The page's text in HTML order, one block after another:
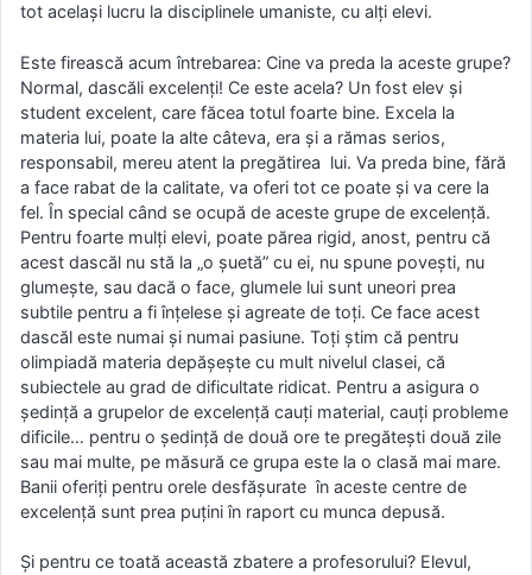
tot același lucru la disciplinele umaniste, cu alți elevi.
Este firească acum întrebarea: Cine va preda la aceste grupe?
Normal, dascăli excelenți! Ce este acela? Un fost elev și
student excelent, care făcea totul foarte bine. Excela la
materia lui, poate la alte câteva, era și a rămas serios,
responsabil, mereu atent la pregătirea lui. Va preda bine, fără
a face rabat de la calitate, va oferi tot ce poate și va cere la
fel. În special când se ocupă de aceste grupe de excelență.
Pentru foarte mulți elevi, poate părea rigid, anost, pentru că
acest dascăl nu stă la „o șuetă” cu ei, nu spune povești, nu
glumește, sau dacă o face, glumele lui sunt uneori prea
subtile pentru a fi înțelese și agreate de toți. Ce face acest
dascăl este numai și numai pasiune. Toți știm că pentru
olimpiadă materia depășește cu mult nivelul clasei, că
subiectele au grad de dificultate ridicat. Pentru a asigura o
ședință a grupelor de excelență cauți material, cauți probleme
dificile… pentru o ședință de două ore te pregătești două zile
sau mai multe, pe măsură ce grupa este la o clasă mai mare.
Banii oferiți pentru orele desfășurate în aceste centre de
excelență sunt prea puțini în raport cu munca depusă.
Și pentru ce toată această zbatere a profesorului? Elevul,